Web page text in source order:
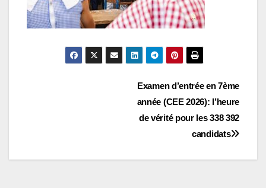
Examen d’entrée en 7ème
année (CEE 2026): l’heure
de vérité pour les 338 392
candidats